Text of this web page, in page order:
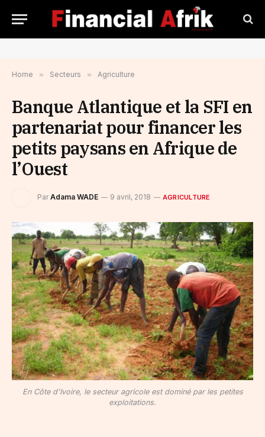
Home » Secteurs » Agriculture
Banque Atlantique et la SFI en
partenariat pour financer les
petits paysans en Afrique de
l’Ouest
Par Adama WADE 9 avril, 2018 AGRICULTURE
En Côte d'Ivoire, le secteur agricole est dominé par les petites
exploitations.